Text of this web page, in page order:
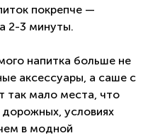
покрепче —
2-3 минуты.
напитка больше не
аксессуары, а саше с
так мало места, что
условиях
в модной